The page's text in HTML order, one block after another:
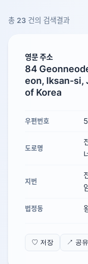
총 23 건의 검색결과
영문 주소
84
eon, Iksan-si,
of Korea
우편번호
도로명
지번
법정동
♡ 저장 ↗ 공유